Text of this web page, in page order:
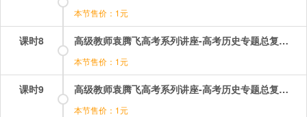
本节售价：1元
课时8 高级教师袁腾飞高考系列讲座-高考历史专题总复习：08.mp4
本节售价：1元
课时9 高级教师袁腾飞高考系列讲座-高考历史专题总复习：09.mp4
本节售价：1元